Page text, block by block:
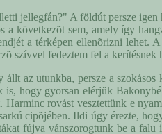
jellegfán?" A földút persze igen
következõt sem, amely így
a térképen ellenõrizni lehet.
szívvel fedeztem fel a
az utunkba, persze a szokásos
hogy gyorsan elérjük
rovást vesztettünk e
cipõjében. Ildi úgy érezte,
fújva vánszorogtunk be a falu